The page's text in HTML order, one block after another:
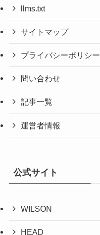
llms.txt
サイトマップ
プライバシーポリシー
問い合わせ
記事一覧
運営者情報
公式サイト
WILSON
HEAD